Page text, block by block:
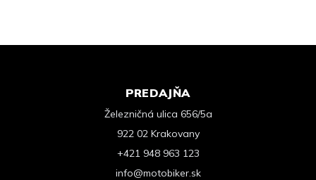
PREDAJŇA
Železničná ulica 656/5a
922 02 Krakovany
+421 948 963 123
info@motobiker.sk